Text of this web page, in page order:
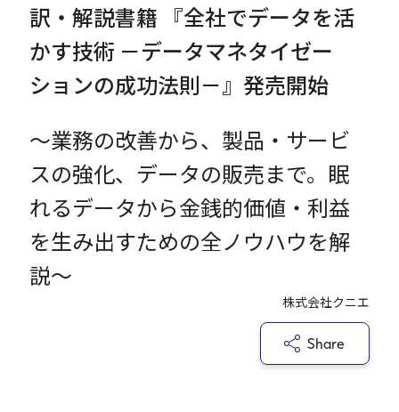
Insight
Expert
Company
Careers
News
訳・解説書籍 『全社でデータを活
かす技術 －データマネタイゼー
ションの成功法則－』発売開始
～業務の改善から、製品・サービ
スの強化、データの販売まで。眠
れるデータから金銭的価値・利益
を生み出すための全ノウハウを解
説～
株式会社クニエ
Share